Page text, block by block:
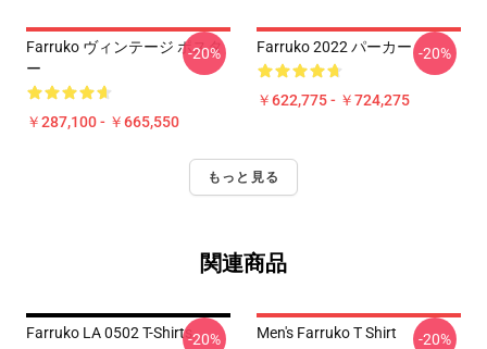
Farruko ヴィンテージ ポスタ
ー
￥287,100 - ￥665,550
-20% Farruko 2022 パーカー
￥622,775 - ￥724,275
-20%
もっと見る
関連商品
Farruko LA 0502 T-Shirts-20% Men's Farruko T Shirt -20%